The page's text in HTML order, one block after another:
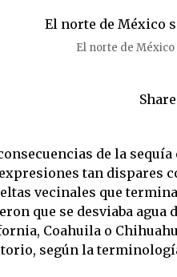
El norte de
de la
tan dispares
vecinales que
que se desviaba agua
Coahuila o
según la